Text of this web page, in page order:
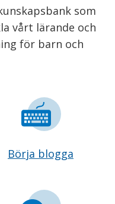
som
vårt lärande och
för barn och
Börja blogga